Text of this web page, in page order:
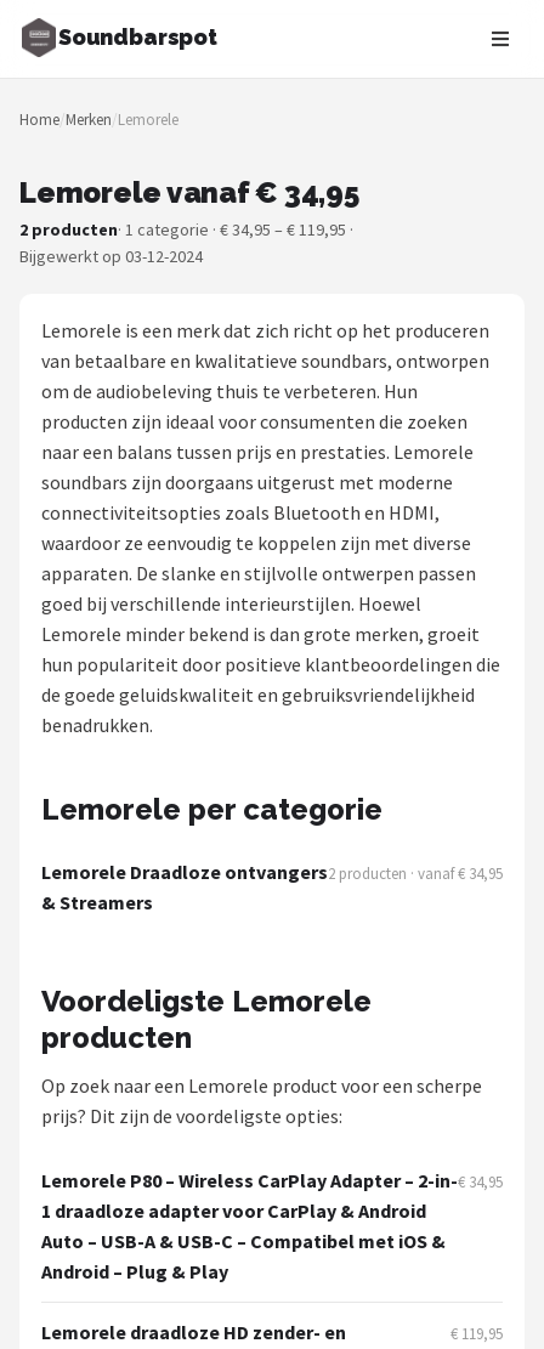
Soundbarspot
Zoeken
NAVIGATIE
Merken
Muziekstijlen
Sonos
Shop
POPULAIRE MERKEN
Power Dynamics
Soundskins
Teufel
JBL
Fenton
Dali
Carlinkit
Alle merken →
Home/Merken/Lemorele
Lemorele vanaf € 34,95
2 producten· 1 categorie · € 34,95 – € 119,95 ·
Bijgewerkt op 03-12-2024
Lemorele is een merk dat zich richt op het produceren
van betaalbare en kwalitatieve soundbars, ontworpen
om de audiobeleving thuis te verbeteren. Hun
producten zijn ideaal voor consumenten die zoeken
naar een balans tussen prijs en prestaties. Lemorele
soundbars zijn doorgaans uitgerust met moderne
connectiviteitsopties zoals Bluetooth en HDMI,
waardoor ze eenvoudig te koppelen zijn met diverse
apparaten. De slanke en stijlvolle ontwerpen passen
goed bij verschillende interieurstijlen. Hoewel
Lemorele minder bekend is dan grote merken, groeit
hun populariteit door positieve klantbeoordelingen die
de goede geluidskwaliteit en gebruiksvriendelijkheid
benadrukken.
Lemorele per categorie
Lemorele Draadloze ontvangers
& Streamers
2 producten · vanaf € 34,95
Voordeligste Lemorele
producten
Op zoek naar een Lemorele product voor een scherpe
prijs? Dit zijn de voordeligste opties:
Lemorele P80 – Wireless CarPlay Adapter – 2-in-
1 draadloze adapter voor CarPlay & Android
Auto – USB-A & USB-C – Compatibel met iOS &
Android – Plug & Play
€ 34,95
Lemorele draadloze HD zender- en
€ 119,95